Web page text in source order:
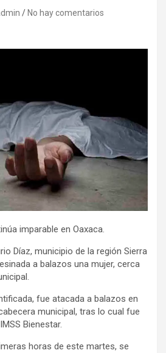
No hay comentarios
imparable en Oaxaca.
Díaz, municipio de la región Sierra
a balazos una mujer, cerca
fue atacada a balazos en
municipal, tras lo cual fue
Bienestar.
horas de este martes, se